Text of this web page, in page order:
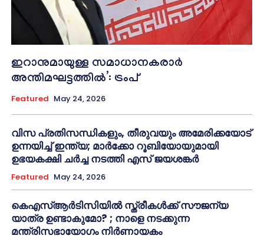
ഇറാനുമായുള്ള സമാധാനകരാർ
അന്തിമഘട്ടത്തിൽ‌’: ട്രംപ്
Featured May 24, 2026
വിസ പ്രതിസന്ധികളും, തീരുവയും അമേരിക്കയോട്
ഉന്നയിച്ച് ഇന്ത്യ; മാർക്കോ റൂബിയോയുമായി
ഉഭയകക്ഷി ചർച്ച നടത്തി എസ് ജയശങ്കർ
Featured May 24, 2026
കെഎസ്ആർടിസിയിൽ സ്ത്രീകൾക്ക് സൗജന്യ
യാത്ര ഉണ്ടാകുമോ? ; നാളെ നടക്കുന്ന
മന്ത്രിസഭായോഗം നിർണായകം